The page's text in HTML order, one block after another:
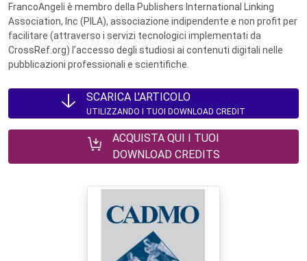
FrancoAngeli è membro della Publishers International Linking
Association, Inc (PILA), associazione indipendente e non profit per
facilitare (attraverso i servizi tecnologici implementati da
CrossRef.org) l’accesso degli studiosi ai contenuti digitali nelle
pubblicazioni professionali e scientifiche.
SCARICA L'ARTICOLO
UTILIZZANDO I TUOI DOWNLOAD CREDIT
ACQUISTA QUI I TUOI
DOWNLOAD CREDITS